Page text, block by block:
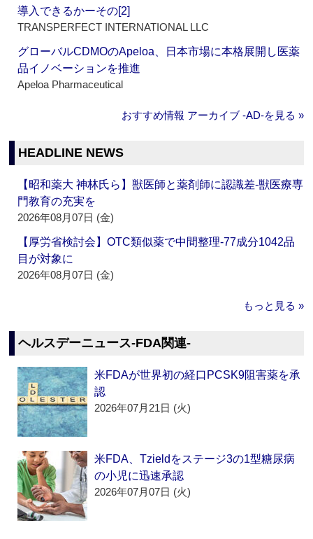
導入できるかーその[2]
TRANSPERFECT INTERNATIONAL LLC
グローバルCDMOのApeloa、日本市場に本格展開し医薬
品イノベーションを推進
Apeloa Pharmaceutical
おすすめ情報 アーカイブ ‐AD‐を見る »
HEADLINE NEWS
【昭和薬大 神林氏ら】獣医師と薬剤師に認識差‐獣医療専
門教育の充実を
2026年08月07日 (金)
【厚労省検討会】OTC類似薬で中間整理‐77成分1042品
目が対象に
2026年08月07日 (金)
もっと見る »
ヘルスデーニュース‐FDA関連‐
米FDAが世界初の経口PCSK9阻害薬を承
認
2026年07月21日 (火)
米FDA、Tzieldをステージ3の1型糖尿病
の小児に迅速承認
2026年07月07日 (火)